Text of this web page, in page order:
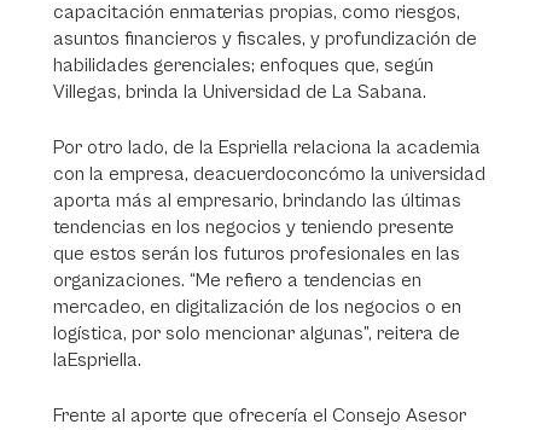
capacitación enmaterias propias, como riesgos,
asuntos financieros y fiscales, y profundización de
habilidades gerenciales; enfoques que, según
Villegas, brinda la Universidad de La Sabana.
Por otro lado, de la Espriella relaciona la academia
con la empresa, deacuerdoconcómo la universidad
aporta más al empresario, brindando las últimas
tendencias en los negocios y teniendo presente
que estos serán los futuros profesionales en las
organizaciones. “Me refiero a tendencias en
mercadeo, en digitalización de los negocios o en
logística, por solo mencionar algunas”, reitera de
laEspriella.
Frente al aporte que ofrecería el Consejo Asesor